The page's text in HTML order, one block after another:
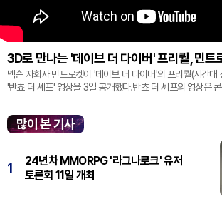
3D로 만나는 '데이브 더 다이버' 프리퀄, 민트
넥슨 자회사 민트로켓이 '데이브 더 다이버'의 프리퀄(시간대
'반쵸 더 셰프' 영상을 3일 공개했다.반쵸 더 셰프의 영상은 콘
많이 본 기사
1
24년차 MMORPG '라그나로크' 유저
토론회 11일 개최